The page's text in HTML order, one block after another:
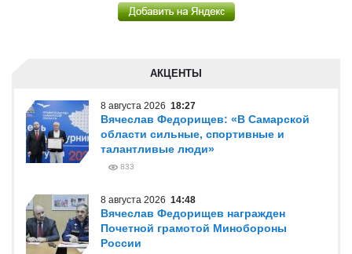
АКЦЕНТЫ
8 августа 2026 18:27
Вячеслав Федорищев: «В Самарской
области сильные, спортивные и
талантливые люди»
833
8 августа 2026 14:48
Вячеслав Федорищев награжден
Почетной грамотой Минобороны
России